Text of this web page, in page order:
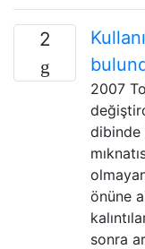
2
2007
dibinde
önüne
sonra